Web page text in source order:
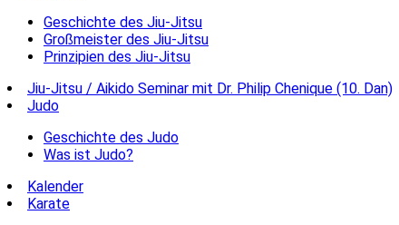
Geschichte des Jiu-Jitsu
Großmeister des Jiu-Jitsu
Prinzipien des Jiu-Jitsu
Jiu-Jitsu / Aikido Seminar mit Dr. Philip Chenique (10. Dan)
Judo
Geschichte des Judo
Was ist Judo?
Kalender
Karate